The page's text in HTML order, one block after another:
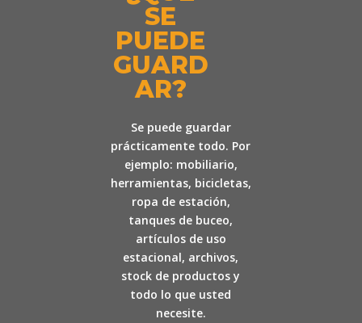
SE
PUEDE
GUARD
AR?
Se puede guardar
prácticamente todo. Por
ejemplo: mobiliario,
herramientas, bicicletas,
ropa de estación,
tanques de buceo,
artículos de uso
estacional, archivos,
stock de productos y
todo lo que usted
necesite.